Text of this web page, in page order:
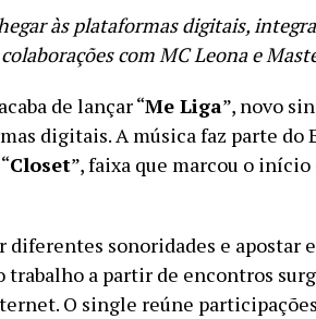
às plataformas digitais,
com MC Leona e
acaba de lançar “Me Liga”, novo
digitais. A música faz parte do
Closet”, faixa que marcou o início
diferentes sonoridades e apostar
trabalho a partir de encontros
O single reúne